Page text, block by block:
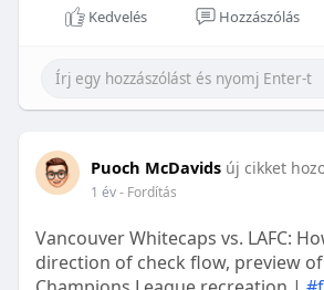
Kedvelés Hozzászólás
Puoch McDavids új cikket
1 év- Fordítás
Vancouver Whitecaps vs. LAFC:
direction of check flow, preview